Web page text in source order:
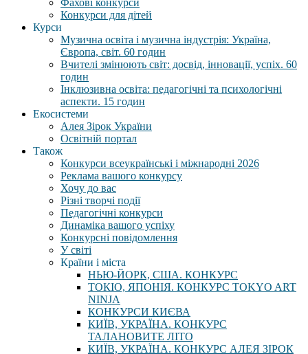
Фахові конкурси
Конкурси для дітей
Курси
Музична освіта і музична індустрія: Україна,
Європа, світ. 60 годин
Вчителі змінюють світ: досвід, інновації, успіх. 60
годин
Інклюзивна освіта: педагогічні та психологічні
аспекти. 15 годин
Екосистеми
Алея Зірок України
Освітній портал
Також
Конкурси всеукраїнські і міжнародні 2026
Реклама вашого конкурсу
Хочу до вас
Різні творчі події
Педагогічні конкурси
Динаміка вашого успіху
Конкурсні повідомлення
У світі
Країни і міста
НЬЮ-ЙОРК, США. КОНКУРС
ТОКІО, ЯПОНІЯ. КОНКУРС TOKYO ART
NINJA
КОНКУРСИ КИЄВА
КИЇВ, УКРАЇНА. КОНКУРС
ТАЛАНОВИТЕ ЛІТО
КИЇВ, УКРАЇНА. КОНКУРС АЛЕЯ ЗІРОК